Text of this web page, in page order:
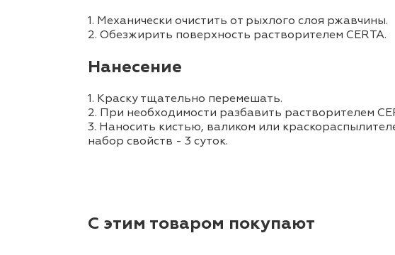
1. Механически очистить от рыхлого слоя ржавчины.
2. Обезжирить поверхность растворителем CERTA.
Нанесение
1. Краску тщательно перемешать.
2. При необходимости разбавить растворителем
3. Наносить кистью, валиком или
набор свойств - 3 суток.
С этим товаром покупают